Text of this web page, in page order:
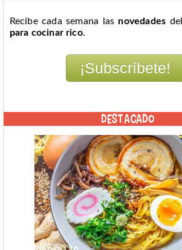
Recibe cada semana las novedades
para cocinar rico.
DESTACADO